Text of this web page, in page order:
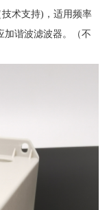
技术支持)，适用频率
加谐波滤波器。（不